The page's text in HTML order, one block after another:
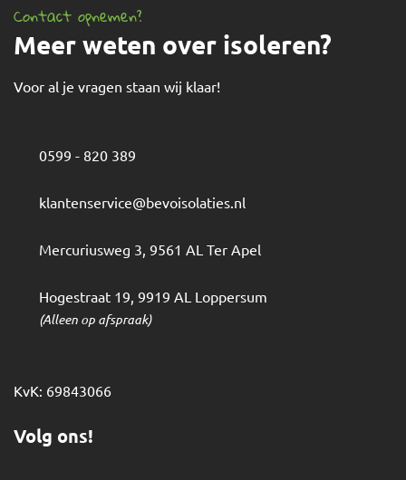
Contact opnemen?
Meer weten over isoleren?
Voor al je vragen staan wij klaar!
0599 - 820 389
klantenservice@bevoisolaties.nl
Mercuriusweg 3, 9561 AL Ter Apel
Hogestraat 19, 9919 AL Loppersum
(Alleen op afspraak)
KvK: 69843066
Volg ons!